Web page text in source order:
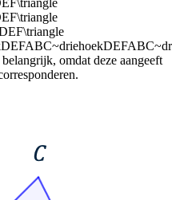
omdat deze aangeeft